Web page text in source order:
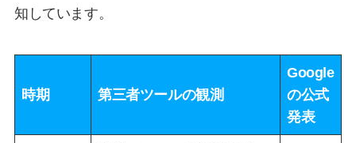
知しています。
時期 第三者ツールの観測
Google
の公式
発表